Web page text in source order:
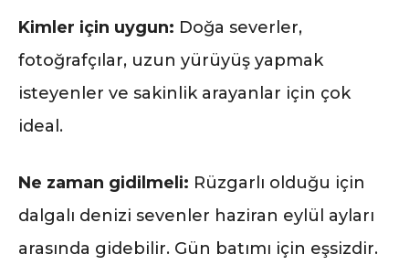
Kimler için uygun: Doğa severler,
fotoğrafçılar, uzun yürüyüş yapmak
isteyenler ve sakinlik arayanlar için çok
ideal.
Ne zaman gidilmeli: Rüzgarlı olduğu için
dalgalı denizi sevenler haziran eylül ayları
arasında gidebilir. Gün batımı için eşsizdir.